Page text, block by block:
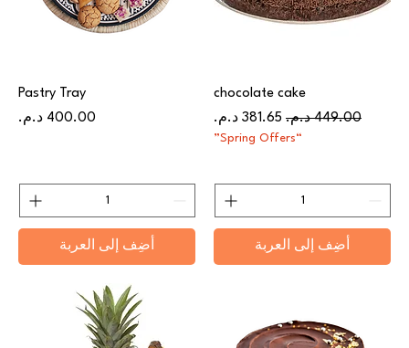
chocolate cake
سعر عادي
سعر البيع
“Spring Offers”
أضِف إلى العربة
Pastry Tray
السعر
أضِف إلى العربة